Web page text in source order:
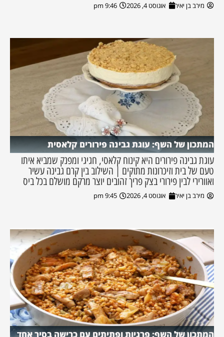
מירב בן יאיר אוגוסט 4, 2026 9:46 pm
המתכון של השף: עוגת גבינה פירורים קלאסית
עוגת גבינה פירורים היא קינוח קלאסי, חגיגי ומפנק שמביא איתו
טעם של בית וזיכרונות מתוקים | השילוב בין קרם גבינה עשיר
ואוורירי לבין פירורי בצק פריך זהובים יוצר מרקם מושלם בכל ביס
מירב בן יאיר אוגוסט 4, 2026 9:45 pm
המתכון של השף: פרגיות ופתיתים עם כרישה בסיר אחד